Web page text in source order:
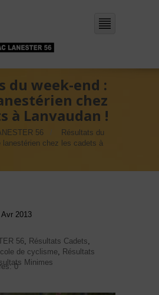
du week-end :
chez
à Lanvaudan !
56
Résultats du
lanestérien chez les cadets à
Avr 2013
56, Résultats Cadets,
de cyclisme, Résultats
Minimes
0